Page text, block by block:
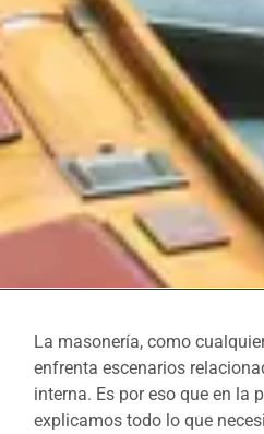
La masonería, como
enfrenta escenarios
interna. Es por eso que en la
explicamos todo lo que